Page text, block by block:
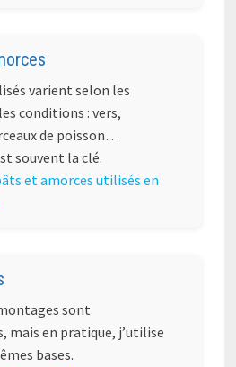
varient selon les
conditions : vers,
de poisson…
souvent la clé.
et amorces utilisés en
sont
mais en pratique, j’utilise
bases.